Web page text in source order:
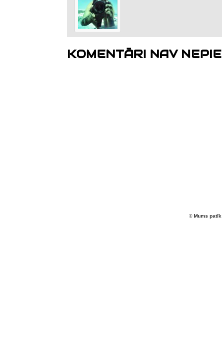
KOMENTĀRI NAV
© Mums